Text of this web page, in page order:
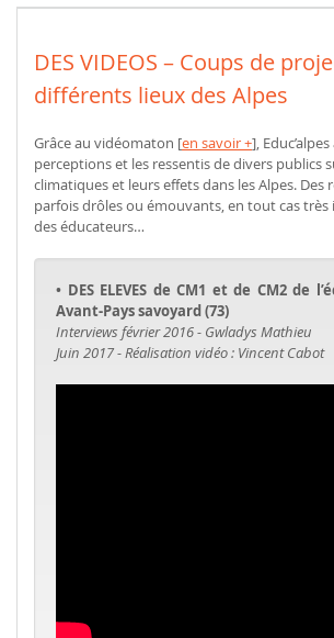
DES VIDEOS – Coups de
différents lieux des Alpes
Grâce au vidéomaton [en savoir +],
perceptions et les ressentis de divers publics
climatiques et leurs effets dans les Alpes. Des
parfois drôles ou émouvants, en tout cas
des éducateurs…
• DES ELEVES de CM1 et de CM2 de
Avant-Pays savoyard (73)
Interviews février 2016 - Gwladys Mathieu
Juin 2017 - Réalisation vidéo : Vincent Cabot